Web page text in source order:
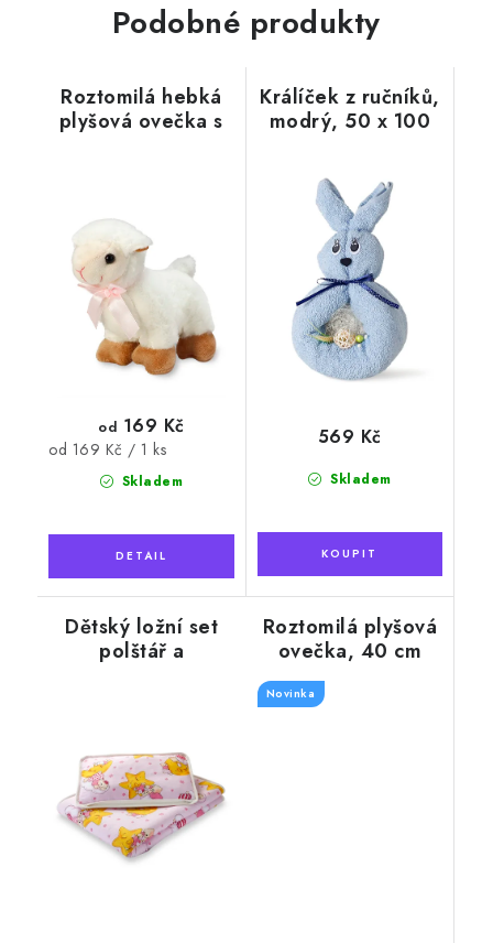
Podobné produkty
Roztomilá hebká
plyšová ovečka s
Skladem
od 169 Kč
Měrná
od 169 Kč / 1 ks
Králíček z ručníků,
modrý, 50 x 100
Skladem
569 Kč
Dětský ložní set
polštář a
Roztomilá plyšová
ovečka, 40 cm
Novinka